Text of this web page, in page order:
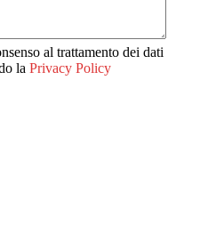
al trattamento dei dati
laPrivacy Policy